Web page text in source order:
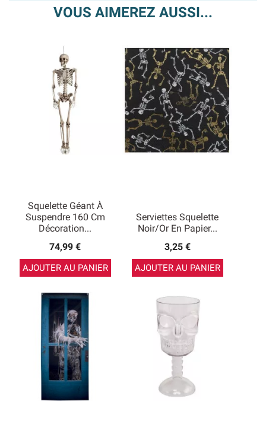
VOUS AIMEREZ AUSSI...
Squelette Géant À
Suspendre 160 Cm
Décoration...
74,99 €
AJOUTER AU PANIER
Serviettes Squelette
Noir/or En Papier...
3,25 €
AJOUTER AU PANIER